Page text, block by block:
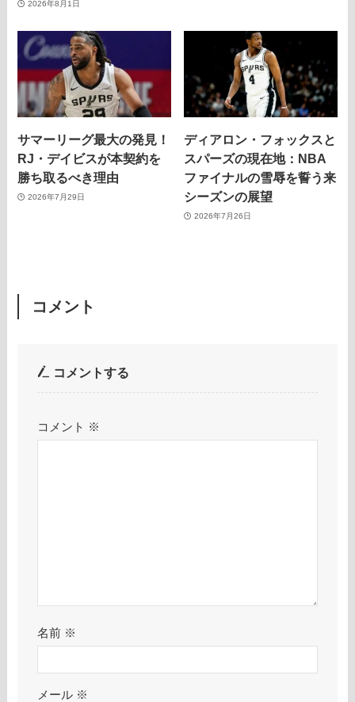
2026年8月1日
サマーリーグ最大の発見！
RJ・デイビスが本契約を
勝ち取るべき理由
2026年7月29日
ディアロン・フォックスと
スパーズの現在地：NBA
ファイナルの雪辱を誓う来
シーズンの展望
2026年7月26日
コメント
コメントする
コメント ※
名前 ※
メール ※